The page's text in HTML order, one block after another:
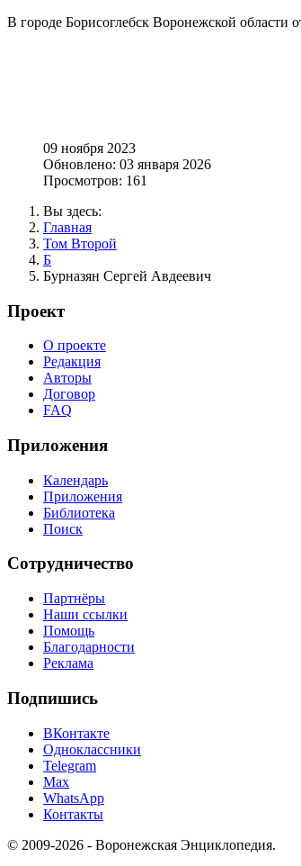
В городе Борисоглебск Воронежской области
09 ноября 2023
Обновлено: 03 января 2026
Просмотров: 161
Вы здесь:
Главная
Том Второй
Б
Бурназян Сергей Авдеевич
Проект
О проекте
Редакция
Авторы
Договор
FAQ
Приложения
Календарь
Приложения
Библиотека
Поиск
Сотрудничество
Партнёры
Наши ссылки
Помощь
Благодарности
Реклама
Подпишись
ВКонтакте
Одноклассники
Telegram
Max
WhatsApp
Контакты
© 2009-2026 - Воронежская Энциклопедия.